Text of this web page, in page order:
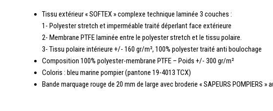
Tissu extérieur « SOFTEX » complexe technique laminée 3 couches :
1- Polyester stretch et imperméable traité déperlant face extérieure
2- Membrane PTFE laminée entre le polyester stretch et le tissu polaire.
3- Tissu polaire intérieure +/- 160 gr/m², 100% polyester traité anti boulochage
Composition 100% polyester-membrane PTFE – Poids +/- 300 gr/m²
Coloris : bleu marine pompier (pantone 19-4013 TCX)
Bande marquage rouge de 20 mm de large avec broderie « SAPEURS POMPIERS